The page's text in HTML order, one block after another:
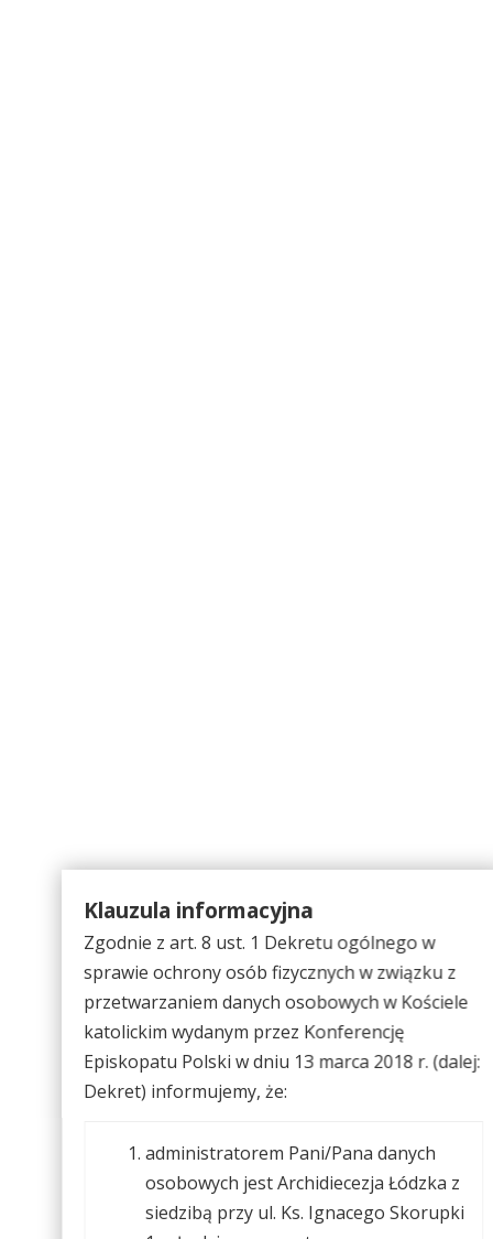
Klauzula informacyjna
Zgodnie z art. 8 ust. 1 Dekretu ogólnego w
sprawie ochrony osób fizycznych w związku z
przetwarzaniem danych osobowych w Kościele
katolickim wydanym przez Konferencję
Episkopatu Polski w dniu 13 marca 2018 r. (dalej:
Dekret) informujemy, że:
administratorem Pani/Pana danych
osobowych jest Archidiecezja Łódzka z
siedzibą przy ul. Ks. Ignacego Skorupki